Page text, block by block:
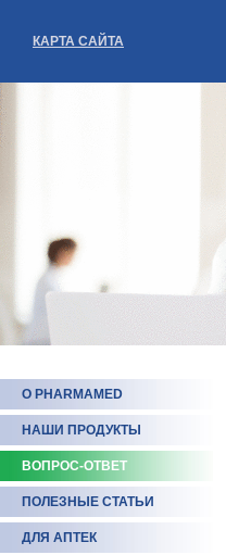
КАРТА САЙТА
О PHARMAMED
НАШИ ПРОДУКТЫ
ВОПРОС-ОТВЕТ
ПОЛЕЗНЫЕ СТАТЬИ
ДЛЯ АПТЕК